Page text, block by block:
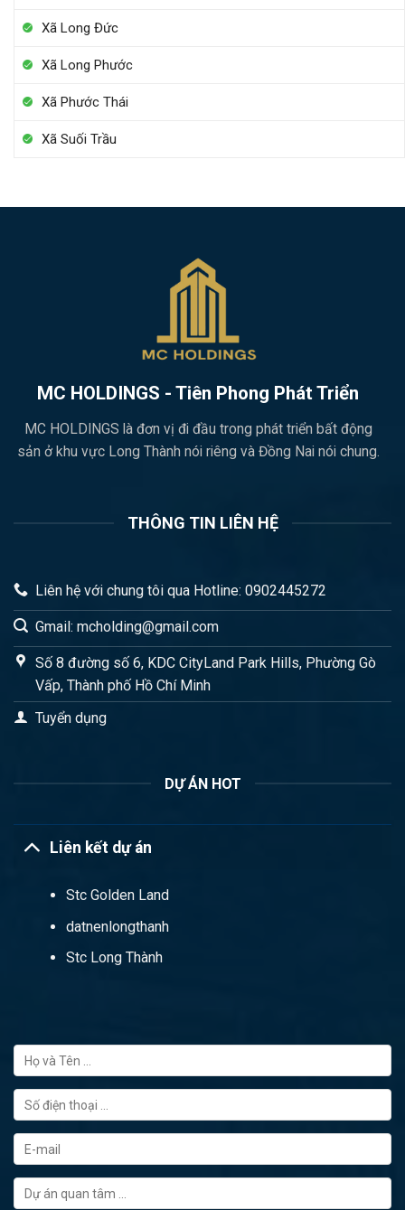
Xã Long Đức
Xã Long Phước
Xã Phước Thái
Xã Suối Trầu
MC HOLDINGS - Tiên Phong Phát Triển
MC HOLDINGS là đơn vị đi đầu trong phát triển bất động
sản ở khu vực Long Thành nói riêng và Đồng Nai nói chung.
THÔNG TIN LIÊN HỆ
Liên hệ với chung tôi qua Hotline: 0902445272
Gmail: mcholding@gmail.com
Số 8 đường số 6, KDC CityLand Park Hills, Phường Gò
Vấp, Thành phố Hồ Chí Minh
Tuyển dụng
DỰ ÁN HOT
Liên kết dự án
Stc Golden Land
datnenlongthanh
Stc Long Thành